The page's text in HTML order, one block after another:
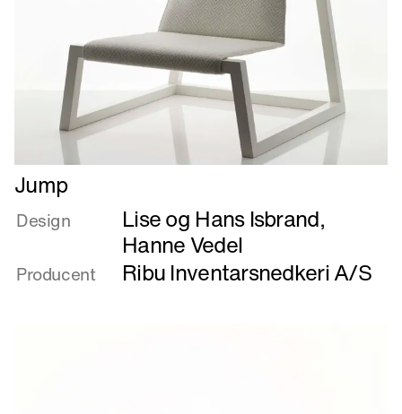
Læs
mere
om
Jump
Design Lise og Hans Isbrand,
Hanne Vedel
Producent Ribu Inventarsnedkeri A/S